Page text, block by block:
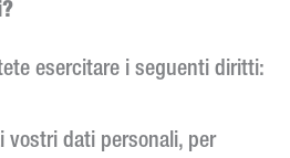
esercitare i seguenti diritti:
vostri dati personali, per